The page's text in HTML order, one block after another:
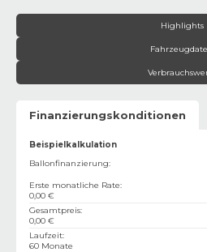
Highlights
Finanzierungskonditionen
Beispielkalkulation
Ballonfinanzierung:
Erste monatliche Rate:
0,00 €
Gesamtpreis:
0,00 €
Laufzeit:
60 Monate